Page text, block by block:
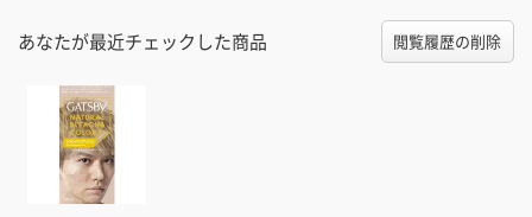
あなたが最近チェックした商品 閲覧履歴の削除